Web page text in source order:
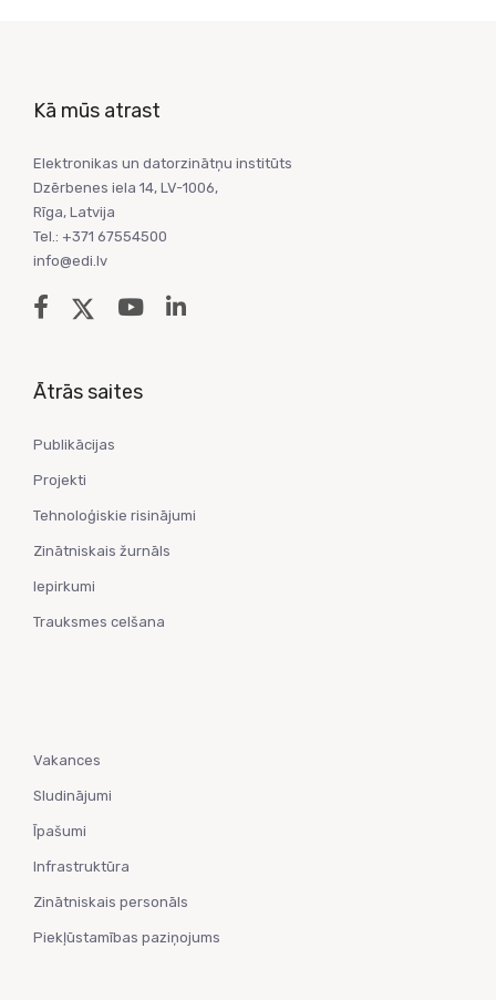
Kā mūs atrast
Elektronikas un datorzinātņu institūts
Dzērbenes iela 14, LV-1006,
Rīga, Latvija
Tel.: +371 67554500
info@edi.lv
Ātrās saites
Publikācijas
Projekti
Tehnoloģiskie risinājumi
Zinātniskais žurnāls
Iepirkumi
Trauksmes celšana
Vakances
Sludinājumi
Īpašumi
Infrastruktūra
Zinātniskais personāls
Piekļūstamības paziņojums